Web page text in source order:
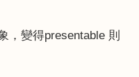
，變得presentable 則